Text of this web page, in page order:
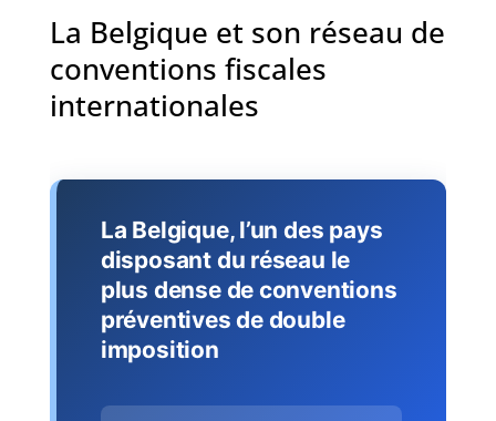
La Belgique et son réseau de
conventions fiscales
internationales
La Belgique, l’un des pays
disposant du réseau le
plus dense de conventions
préventives de double
imposition